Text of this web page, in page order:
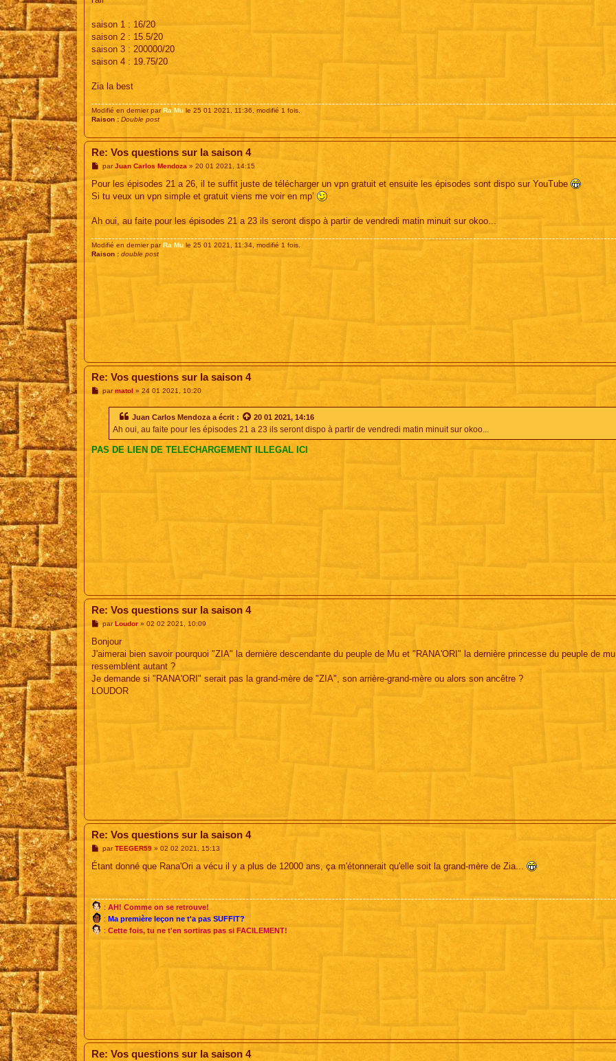
saison 1 : 16/20
saison 2 : 15.5/20
saison 3 : 200000/20
saison 4 : 19.75/20
Zia la best
Modifié en dernier parRa Mu le 25 01 2021, 11:36, modifié 1 fois.
Raison : Double post
Re: Vos questions sur la saison 4
M
s
a
parJuan Carlos Mendoza » 20 01 2021, 14:15
Pour les épisodes 21 a 26, il te suffit juste de télécharger un vpn gratuit et ensuite les épisodes sont dispo sur YouTube
Si tu veux un vpn simple et gratuit viens me voir en mp’
Ah oui, au faite pour les épisodes 21 a 23 ils seront dispo à partir de vendredi matin minuit sur okoo...
Modifié en dernier parRa Mu le 25 01 2021, 11:34, modifié 1 fois.
Raison : double post
Re: Vos questions sur la saison 4
Mparmatol » 24 01 2021, 10:20
Juan Carlos Mendoza a écrit : 20 01 2021, 14:16
Ah oui, au faite pour les épisodes 21 a 23 ils seront dispo à partir de vendredi matin minuit sur okoo...
PAS DE LIEN DE TELECHARGEMENT ILLEGAL ICI
Re: Vos questions sur la saison 4
M
s
a
g
parLoudor» 02 02 2021, 10:09
Bonjour
J'aimerai bien savoir pourquoi "ZIA" la dernière descendante du peuple de Mu et "RANA'ORI" la dernière princesse du peuple de
ressemblent autant ?
Je demande si "RANA'ORI" serait pas la grand-mère de "ZIA", son arrière-grand-mère ou alors son ancêtre ?
LOUDOR
Re: Vos questions sur la saison 4
M
s
parTEEGER59» 02 02 2021, 15:13
Étant donné que Rana'Ori a vécu il y a plus de 12000 ans, ça m'étonnerait qu'elle soit la grand-mère de Zia...
: AH! Comme on se retrouve!
: Ma première leçon ne t'a pas SUFFIT?
: Cette fois, tu ne t'en sortiras pas si FACILEMENT!
Re: Vos questions sur la saison 4